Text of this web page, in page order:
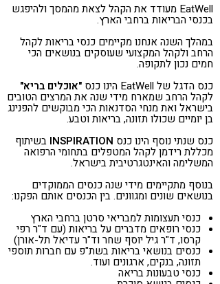
EatWell מעודד את הקהל לצאת מהמסך ולהיפגש
בכנסי הבריאות ברחבי הארץ.
במהלך השנה אנחנו מקיימים כנסי בריאות לקהל
הרחב ולקהל המקצועי שעוסקים בנושאים הכי
חמים נכון לתקופה.
כנס הדגל של EatWell הינו כנס
"אוכלים בריא"
לקהל הרחב שמארח מידי שנה את המרצים הטובים
בישראל ואת מנחי הסדנאות הכי מבוקשים להפנינג
בן יומיים שכולו תזונה, בריאות וטבע.
כנס שנתי נוסף הינו כנס INSPIRATION בשיתוף
מכללת רידמן לקהל המטפלים בתחומי הרפואה
המשלימה והאינטגרטיבית בישראל.
בנוסף מתקיימים מידי שנה כנסים הממוקדים
בנושאים שונים ומגוונים. בין הכנסים אותם הפקנו:
כנסי תעצומות למבריאי סרטן ברחבי הארץ
כנסי רופאים מדברים על בריאות (עם ד"ר רפי
קרסו, ד"ר גיל יוסף שחר וד"ר עדיאל תל-אורן)
כנסים בנושאי בריאות בשת"פ עם חברות תוספי
תזונה, בנקים, ארגונים ועוד.
כנסי טבעונות בריאה